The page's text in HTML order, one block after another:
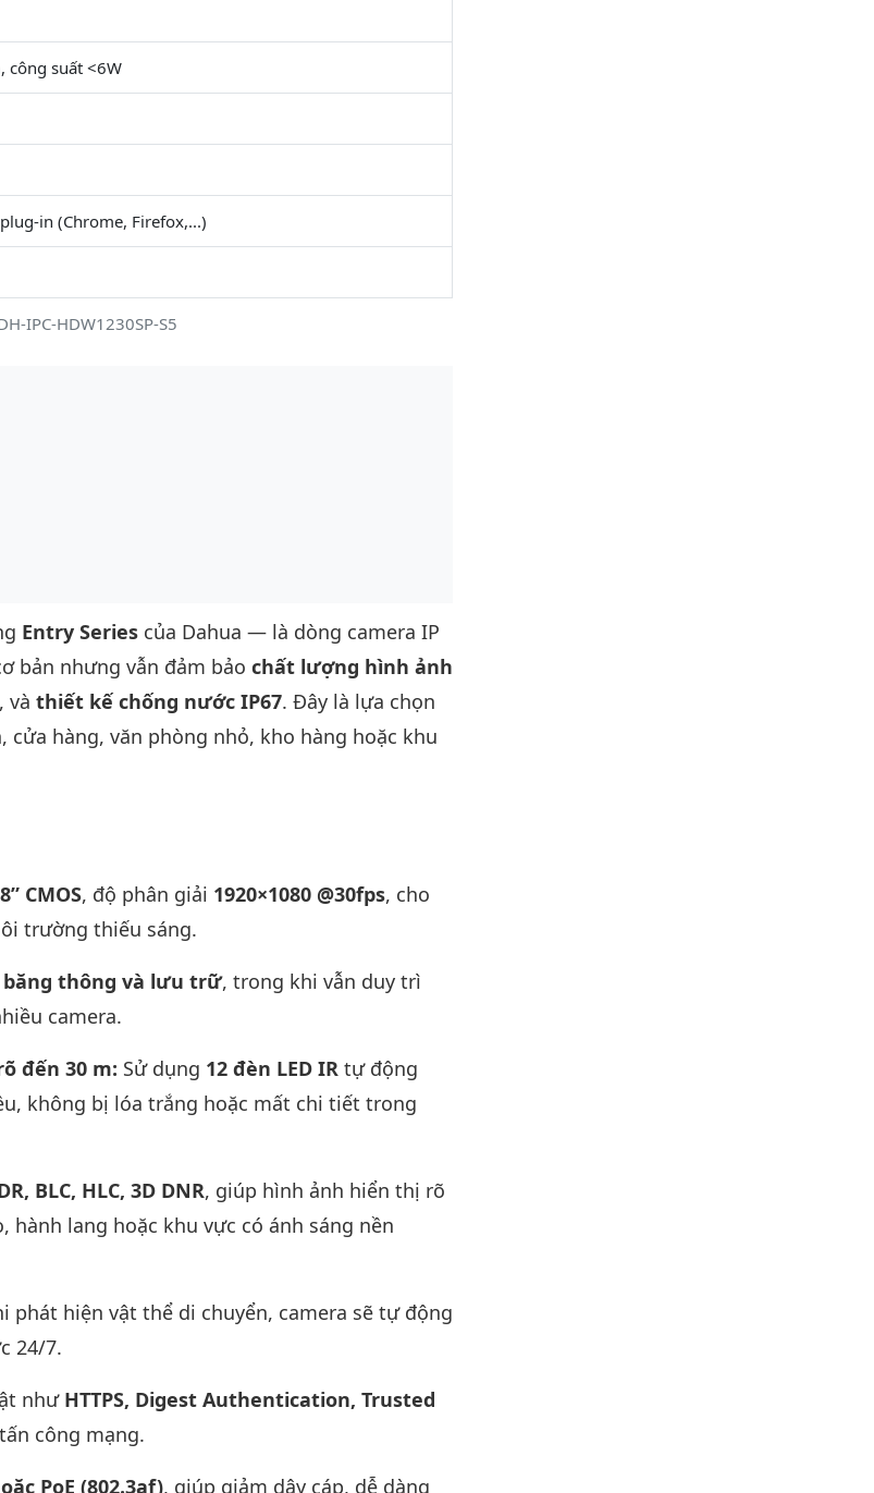
IPC-HDW1230SP-S5
công suất <6W
in (Chrome, Firefox,...)
Entry Series của Dahua — là dòng camera IP
bản nhưng vẫn đảm bảo chất lượng hình ảnh
, và thiết kế chống nước IP67. Đây là lựa chọn
cửa hàng, văn phòng nhỏ, kho hàng hoặc khu
CMOS, độ phân giải 1920×1080 @30fps, cho
trường thiếu sáng.
băng thông và lưu trữ, trong khi vẫn duy trì
camera.
đến 30 m: Sử dụng 12 đèn LED IR tự động
không bị lóa trắng hoặc mất chi tiết trong
BLC, HLC, 3D DNR, giúp hình ảnh hiển thị rõ
hành lang hoặc khu vực có ánh sáng nền
phát hiện vật thể di chuyển, camera sẽ tự động
24/7.
như HTTPS, Digest Authentication, Trusted
công mạng.
PoE (802.3af), giúp giảm dây cáp, dễ dàng